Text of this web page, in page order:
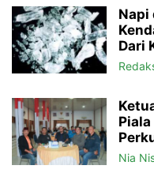
Napi
Dari
Nia